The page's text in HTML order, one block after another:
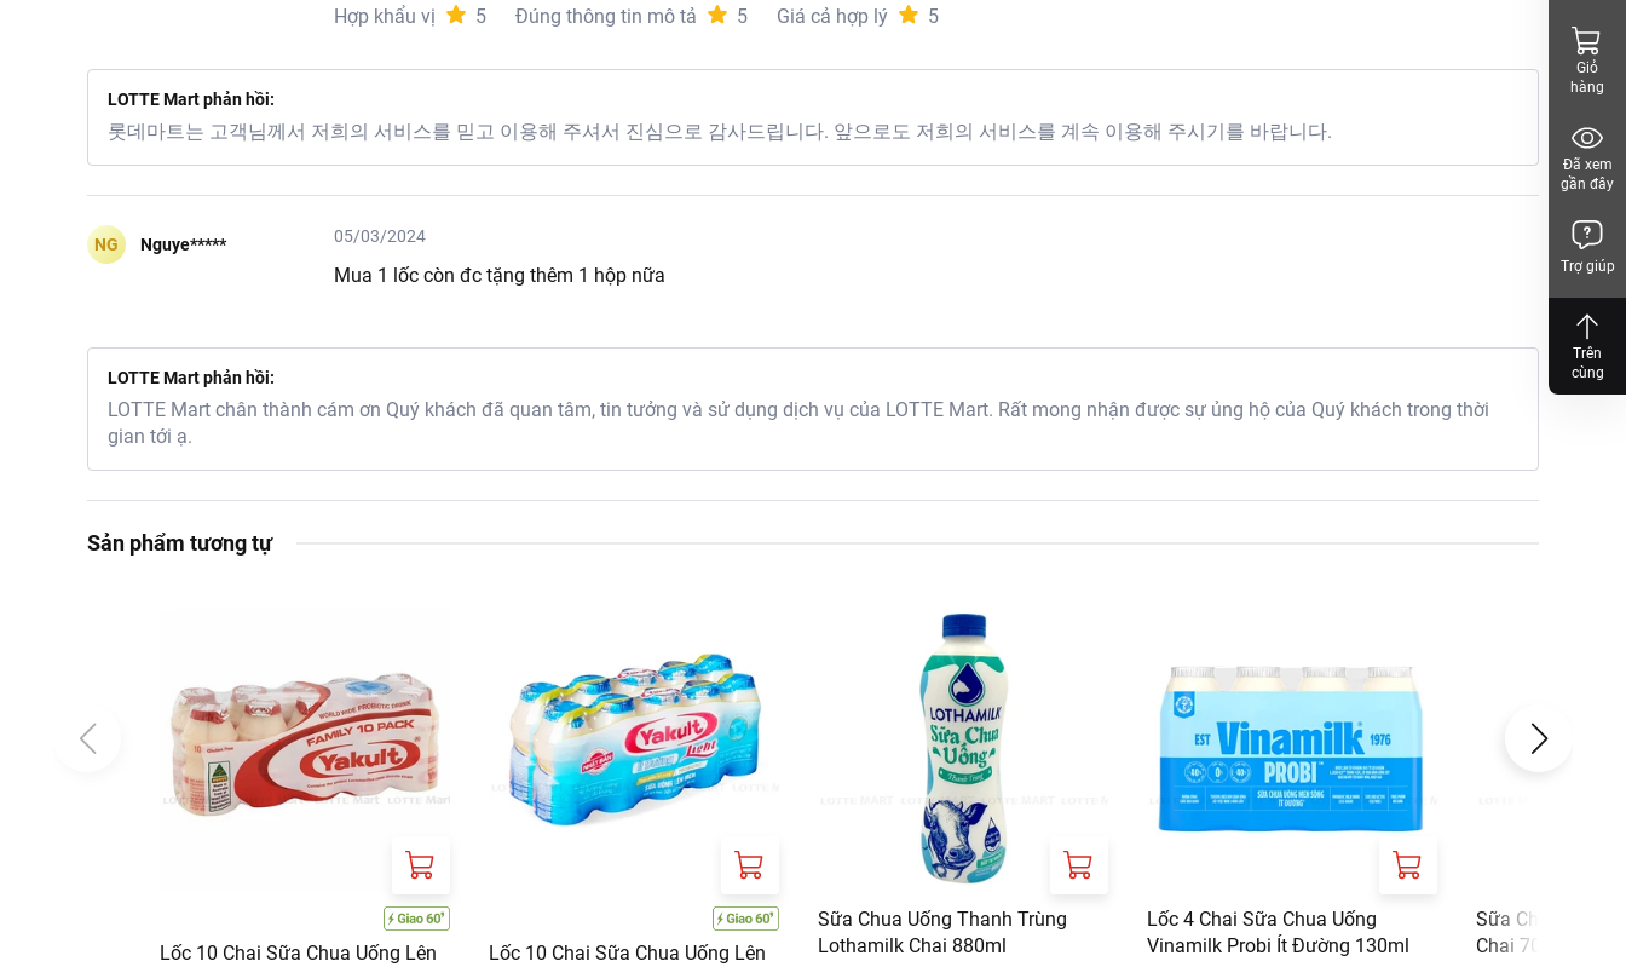
Hợp khẩu vị
5 Đúng thông tin mô tả 5 Giá cả hợp lý 5
LOTTE Mart phản hồi:
롯데마트는 고객님께서 저희의 서비스를 믿고 이용해 주셔서 진심으로 감사드립니다. 앞으로도 저희의 서비스를 계속 이용해 주시기를 바랍니다.
NG Nguye***** 05/03/2024
Mua 1 lốc còn đc tặng thêm 1 hộp nữa
LOTTE Mart phản hồi:
LOTTE Mart chân thành cám ơn Quý khách đã quan tâm, tin tưởng và sử dụng dịch vụ của LOTTE Mart. Rất mong nhận được sự ủng hộ của Quý khách trong thời
gian tới ạ.
Sản phẩm tương tự
Lốc 10 Chai Sữa Chua Uống Lên
Lốc 10 Chai Sữa Chua Uống Lên
Sữa Chua Uống Thanh Trùng
Lothamilk Chai 880ml
Lốc 4 Chai Sữa Chua Uống
Vinamilk Probi Ít Đường 130ml
Sữa Chua Uống
Chai 700ml
Giỏ
hàng
Đã xem
gần đây
Trợ giúp
Trên
cùng